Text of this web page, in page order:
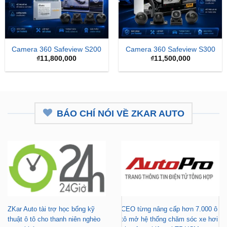
Camera 360 Safeview S200
₫11,800,000
Camera 360 Safeview S300
₫11,500,000
BÁO CHÍ NÓI VỀ ZKAR AUTO
ZKar Auto tài trợ học bổng kỹ
thuật ô tô cho thanh niên nghèo
CEO từng nâng cấp hơn 7.000 ô
tô mở hệ thống chăm sóc xe hơi